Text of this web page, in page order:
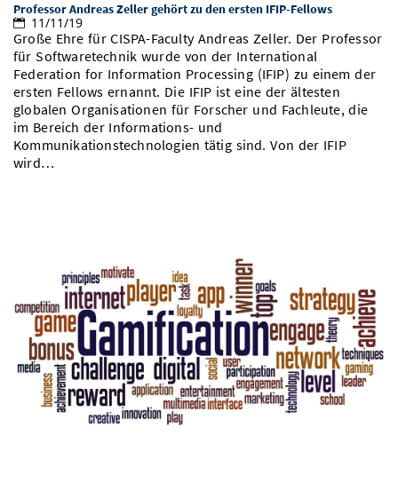
Professor Andreas Zeller gehört zu den ersten IFIP-Fellows
11/11/19
Große Ehre für CISPA-Faculty Andreas Zeller. Der Professor
für Softwaretechnik wurde von der International
Federation for Information Processing (IFIP) zu einem der
ersten Fellows ernannt. Die IFIP ist eine der ältesten
globalen Organisationen für Forscher und Fachleute, die
im Bereich der Informations- und
Kommunikationstechnologien tätig sind. Von der IFIP
wird…